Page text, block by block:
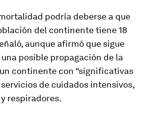
podría deberse a que
del continente tiene 18
aunque afirmó que sigue
posible propagación de la
continente con “significativas
servicios de cuidados intensivos,
respiradores.